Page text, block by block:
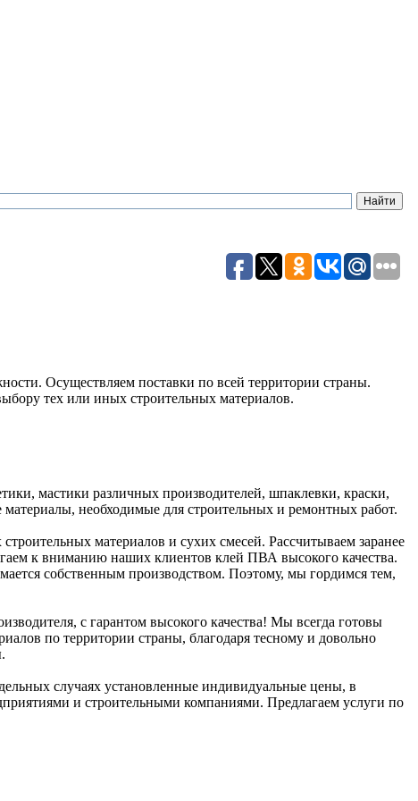
Осуществляем поставки по всей территории страны.
тех или иных строительных материалов.
мастики различных производителей, шпаклевки, краски,
необходимые для строительных и ремонтных работ.
материалов и сухих смесей. Рассчитываем заранее
к вниманию наших клиентов клей ПВА высокого качества.
собственным производством. Поэтому, мы гордимся тем,
с гарантом высокого качества! Мы всегда готовы
по территории страны, благодаря тесному и довольно
случаях установленные индивидуальные цены, в
и строительными компаниями. Предлагаем услуги по